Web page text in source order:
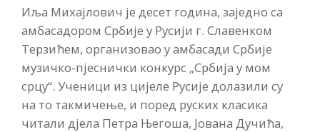
Иља Михајлович је десет година, заједно са
амбасадором Србије у Русији г. Славенком
Терзићем, организовао у амбасади Србије
музичко-пјеснички конкурс „Србија у мом
срцу“. Ученици из цијеле Русије долазили су
на то такмичење, и поред руских класика
читали дјела Петра Његоша, Јована Дучића,